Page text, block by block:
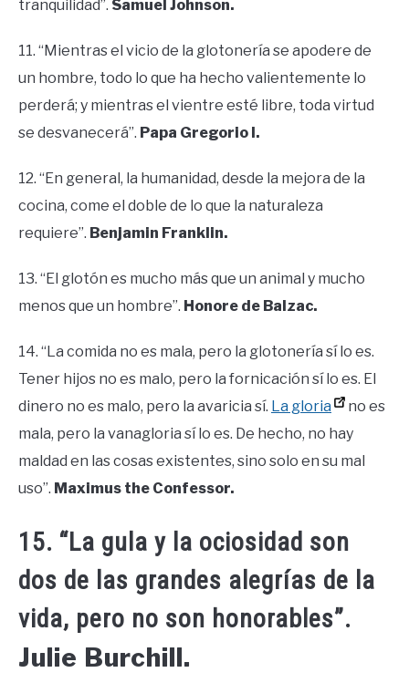
tranquilidad”. Samuel Johnson.
11. “Mientras el vicio de la glotonería se apodere de
un hombre, todo lo que ha hecho valientemente lo
perderá; y mientras el vientre esté libre, toda virtud
se desvanecerá”. Papa Gregorio I.
12. “En general, la humanidad, desde la mejora de la
cocina, come el doble de lo que la naturaleza
requiere”. Benjamin Franklin.
13. “El glotón es mucho más que un animal y mucho
menos que un hombre”. Honore de Balzac.
14. “La comida no es mala, pero la glotonería sí lo es.
Tener hijos no es malo, pero la fornicación sí lo es. El
dinero no es malo, pero la avaricia sí. La gloria
no es
mala, pero la vanagloria sí lo es. De hecho, no hay
maldad en las cosas existentes, sino solo en su mal
uso”. Maximus the Confessor.
15. “La gula y la ociosidad son
dos de las grandes alegrías de la
vida, pero no son honorables”.
Julie Burchill.